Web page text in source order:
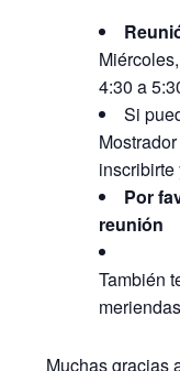
4:30 a
Si
inscribirte
Por
reunión
También
meriendas
Muchas gracias